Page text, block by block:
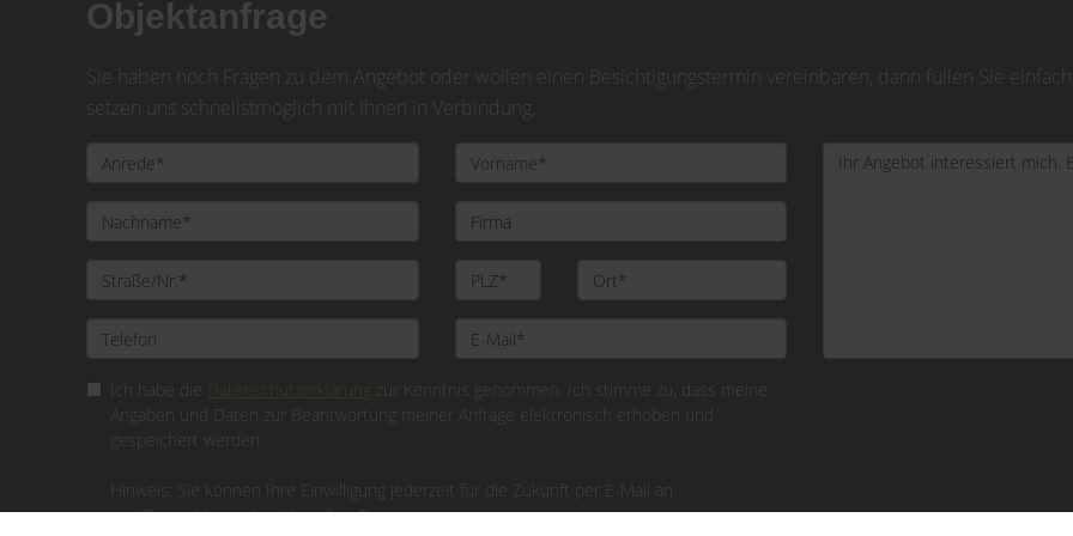
Objektanfrage
Sie haben noch Fragen zu dem Angebot oder wollen einen Besichtigungstermin vereinbaren, dann füllen Sie
setzen uns schnellstmöglich mit Ihnen in Verbindung.
Ich habe die
zur Kenntnis genommen. Ich stimme zu, dass meine
Angaben und Daten zur Beantwortung meiner Anfrage elektronisch erhoben und
gespeichert werden.
Hinweis: Sie können Ihre Einwilligung jederzeit für die Zukunft per E-Mail an
mail@gerschlauer.de widerrufen. *